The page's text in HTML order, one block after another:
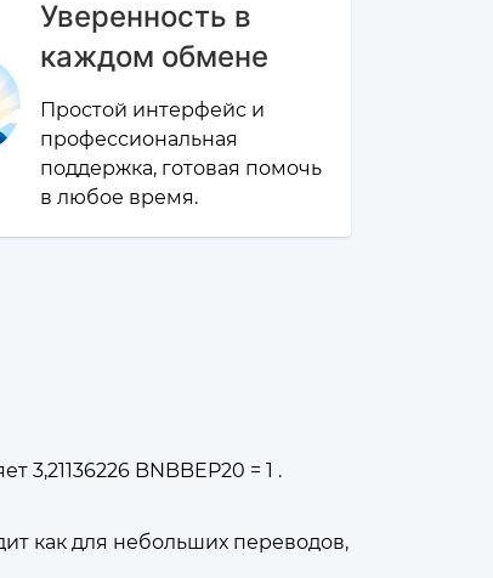
Уверенность в
каждом обмене
Простой интерфейс и
профессиональная
поддержка, готовая помочь
в любое время.
3,21136226 BNBBEP20 = 1 .
как для небольших переводов,